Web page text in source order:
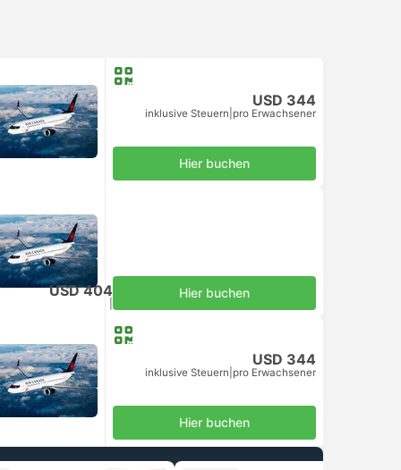
USD 344
inklusive Steuern pro Erwachsener
Hier buchen
USD 404 Hier buchen
USD 344
inklusive Steuern pro Erwachsener
Hier buchen